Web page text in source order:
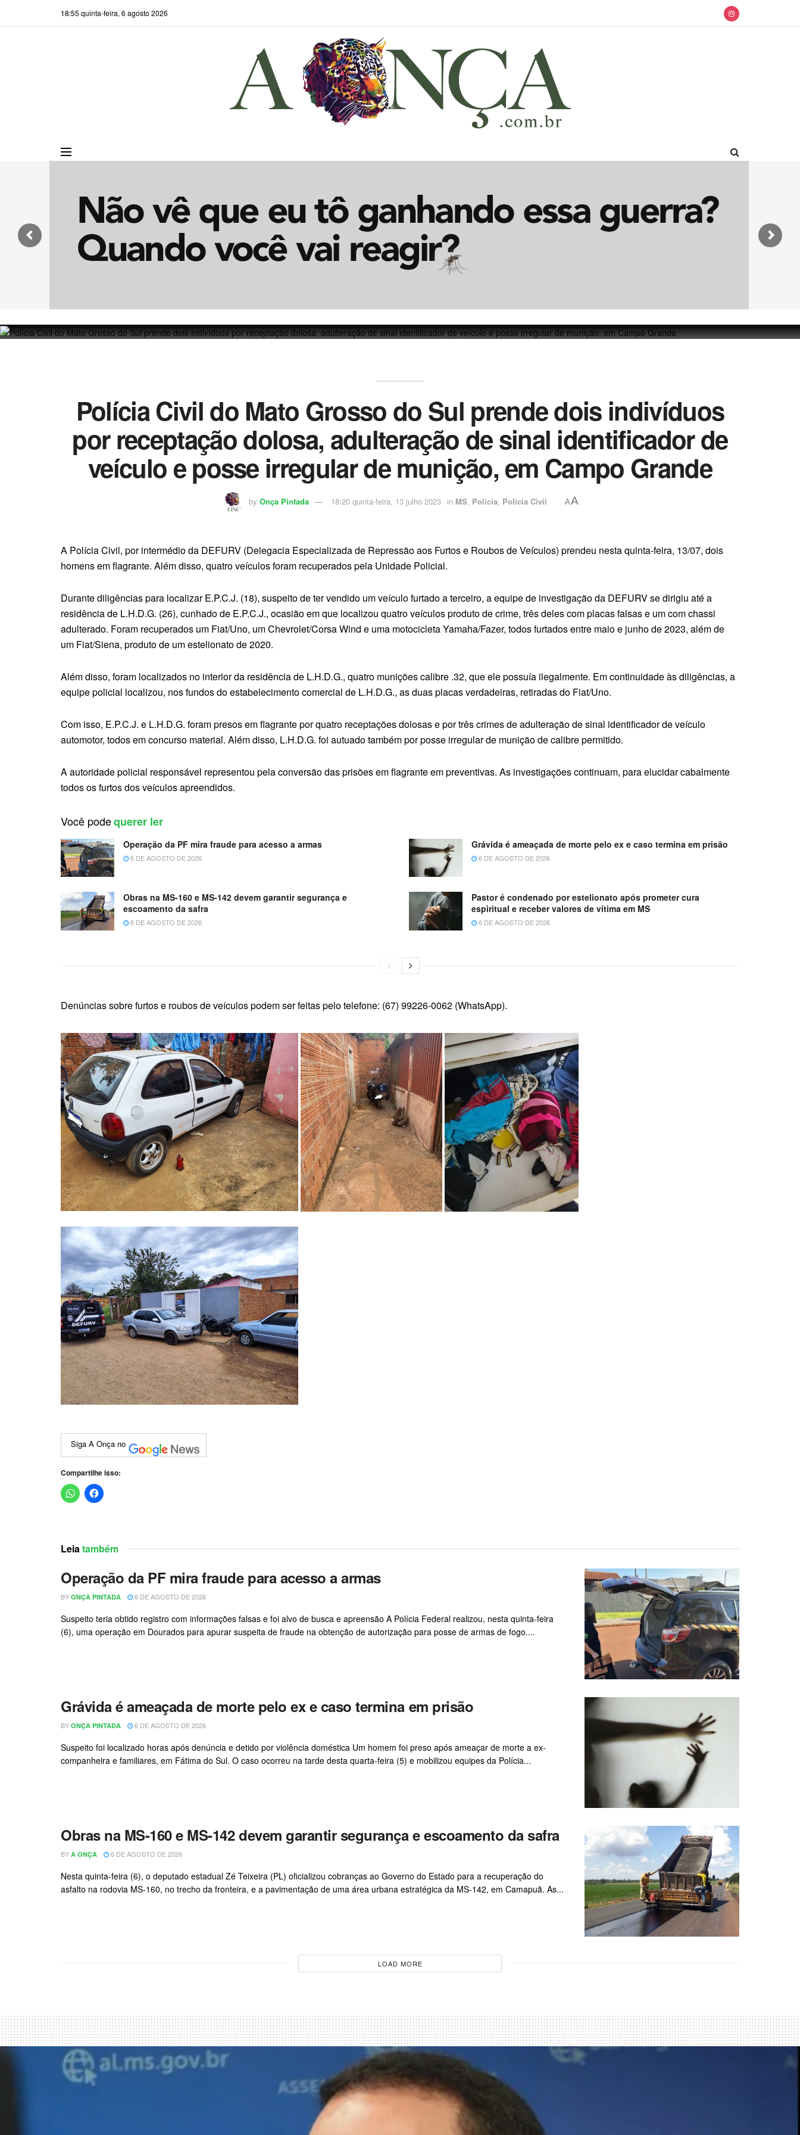
18:55 quinta-feira, 6 agosto 2026
Polícia Civil do Mato Grosso do Sul prende dois indivíduos
por receptação dolosa, adulteração de sinal identificador de
veículo e posse irregular de munição, em Campo Grande
by Onça Pintada 18:20 quinta-feira, 13 julho 2023 in MS, Polícia, Polícia Civil AA
A Polícia Civil, por intermédio da DEFURV (Delegacia Especializada de Repressão aos Furtos e Roubos de Veículos) prendeu nesta quinta-feira, 13/07, dois
homens em flagrante. Além disso, quatro veículos foram recuperados pela Unidade Policial.
Durante diligências para localizar E.P.C.J. (18), suspeito de ter vendido um veículo furtado a terceiro, a equipe de investigação da DEFURV se dirigiu até a
residência de L.H.D.G. (26), cunhado de E.P.C.J., ocasião em que localizou quatro veículos produto de crime, três deles com placas falsas e um com chassi
adulterado. Foram recuperados um Fiat/Uno, um Chevrolet/Corsa Wind e uma motocicleta Yamaha/Fazer, todos furtados entre maio e junho de 2023, além de
um Fiat/Siena, produto de um estelionato de 2020.
Além disso, foram localizados no interior da residência de L.H.D.G., quatro munições calibre .32, que ele possuía ilegalmente. Em continuidade às diligências, a
equipe policial localizou, nos fundos do estabelecimento comercial de L.H.D.G., as duas placas verdadeiras, retiradas do Fiat/Uno.
Com isso, E.P.C.J. e L.H.D.G. foram presos em flagrante por quatro receptações dolosas e por três crimes de adulteração de sinal identificador de veículo
automotor, todos em concurso material. Além disso, L.H.D.G. foi autuado também por posse irregular de munição de calibre permitido.
A autoridade policial responsável representou pela conversão das prisões em flagrante em preventivas. As investigações continuam, para elucidar cabalmente
todos os furtos dos veículos apreendidos.
Você podequerer ler
Operação da PF mira fraude para acesso a armas
6 DE AGOSTO DE 2026
Grávida é ameaçada de morte pelo ex e caso termina em prisão
6 DE AGOSTO DE 2026
Obras na MS-160 e MS-142 devem garantir segurança e
escoamento da safra
6 DE AGOSTO DE 2026
Pastor é condenado por estelionato após prometer cura
espiritual e receber valores de vítima em MS
6 DE AGOSTO DE 2026
Denúncias sobre furtos e roubos de veículos podem ser feitas pelo telefone: (67) 99226-0062 (WhatsApp).
Siga A Onça no
Compartilhe isso:
Leiatambém
Operação da PF mira fraude para acesso a armas
BY ONÇA PINTADA 6 DE AGOSTO DE 2026
Suspeito teria obtido registro com informações falsas e foi alvo de busca e apreensão A Polícia Federal realizou, nesta quinta-feira
(6), uma operação em Dourados para apurar suspeita de fraude na obtenção de autorização para posse de armas de fogo....
Grávida é ameaçada de morte pelo ex e caso termina em prisão
BY ONÇA PINTADA 6 DE AGOSTO DE 2026
Suspeito foi localizado horas após denúncia e detido por violência doméstica Um homem foi preso após ameaçar de morte a ex-
companheira e familiares, em Fátima do Sul. O caso ocorreu na tarde desta quarta-feira (5) e mobilizou equipes da Polícia...
Obras na MS-160 e MS-142 devem garantir segurança e escoamento da safra
BY A ONÇA 6 DE AGOSTO DE 2026
Nesta quinta-feira (6), o deputado estadual Zé Teixeira (PL) oficializou cobranças ao Governo do Estado para a recuperação do
asfalto na rodovia MS-160, no trecho da fronteira, e a pavimentação de uma área urbana estratégica da MS-142, em Camapuã. As...
LOAD MORE